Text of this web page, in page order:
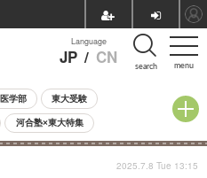
menu
Language
JP / CN search
医学部 東大受験
河合塾×東大特集
中学受験 小学校受験
2025.7.8 Tue 13:15